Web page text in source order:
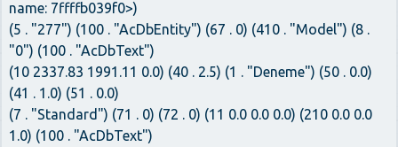
name: 7ffffb039f0>)
(5 . "277") (100 . "AcDbEntity") (67 . 0) (410 . "Model") (8 .
"0") (100 . "AcDbText")
(10 2337.83 1991.11 0.0) (40 . 2.5) (1 . "Deneme") (50 . 0.0)
(41 . 1.0) (51 . 0.0)
(7 . "Standard") (71 . 0) (72 . 0) (11 0.0 0.0 0.0) (210 0.0 0.0
1.0) (100 . "AcDbText")